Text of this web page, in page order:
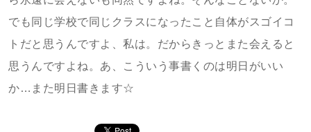
でも同じ学校で同じクラスになったこと自体がスゴイコ
トだと思うんですよ、私は。だからきっとまた会えると
思うんですよね。あ、こういう事書くのは明日がいい
か…また明日書きます☆